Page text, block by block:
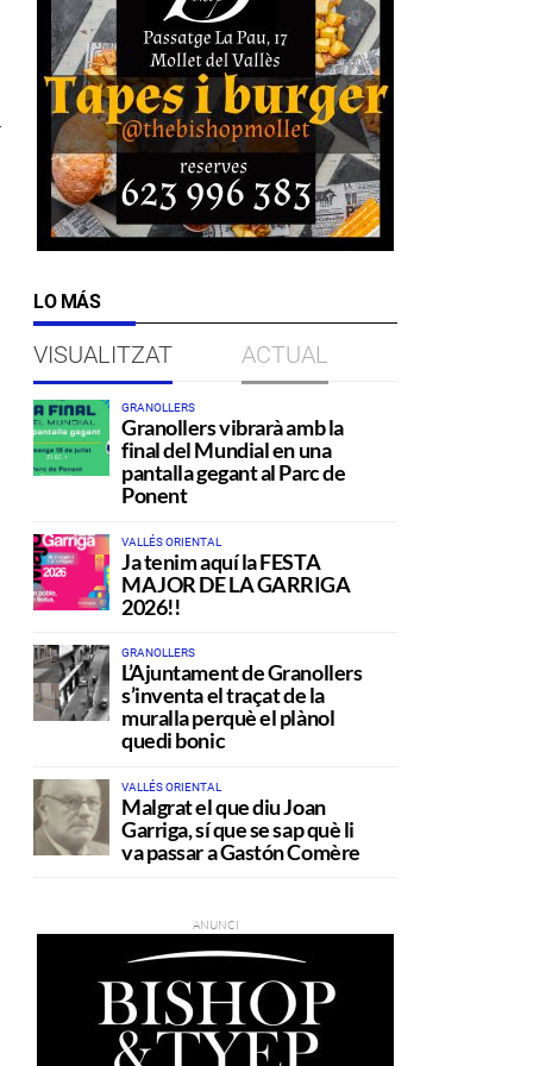
LO MÁS
VISUALITZAT ACTUAL
GRANOLLERS
Granollers vibrarà amb la
final del Mundial en una
pantalla gegant al Parc de
Ponent
VALLÉS ORIENTAL
Ja tenim aquí la FESTA
MAJOR DE LA GARRIGA
2026!!
GRANOLLERS
L’Ajuntament de Granollers
s’inventa el traçat de la
muralla perquè el plànol
quedi bonic
VALLÉS ORIENTAL
Malgrat el que diu Joan
Garriga, sí que se sap què li
va passar a Gastón Comère